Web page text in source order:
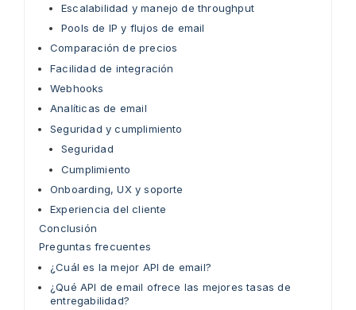
Escalabilidad y manejo de throughput
Pools de IP y flujos de email
Comparación de precios
Facilidad de integración
Webhooks
Analíticas de email
Seguridad y cumplimiento
Seguridad
Cumplimiento
Onboarding, UX y soporte
Experiencia del cliente
Conclusión
Preguntas frecuentes
¿Cuál es la mejor API de email?
¿Qué API de email ofrece las mejores tasas de
entregabilidad?